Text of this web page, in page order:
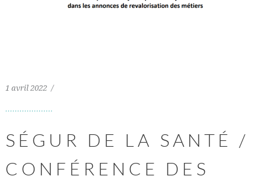
1 avril 2022
SÉGUR DE LA SANTÉ /
CONFÉRENCE DES